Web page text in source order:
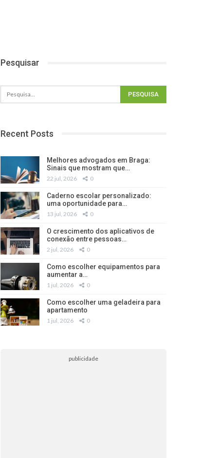
Pesquisar
Recent Posts
Melhores advogados em Braga:
Sinais que mostram que…
22 jul, 2026 0
Caderno escolar personalizado:
uma oportunidade para…
13 jul, 2026 0
O crescimento dos aplicativos de
conexão entre pessoas…
2 jul, 2026 0
Como escolher equipamentos para
aumentar a…
1 jul, 2026 0
Como escolher uma geladeira para
apartamento
1 jul, 2026 0
publicidade